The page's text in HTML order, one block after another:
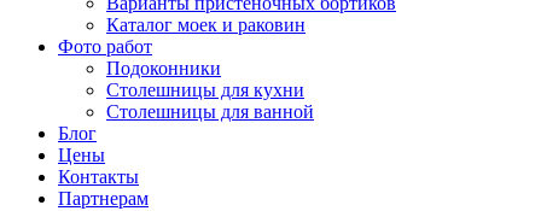
Каталог моек и раковин
Фото работ
Подоконники
Столешницы для кухни
Столешницы для ванной
Блог
Цены
Контакты
Партнерам